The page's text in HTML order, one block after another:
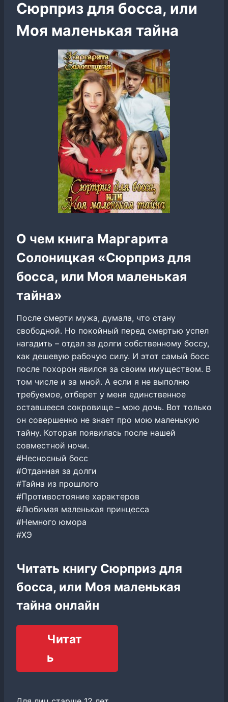
Сюрприз для босса, или
Моя маленькая тайна
О чем книга Маргарита
Солоницкая «Сюрприз для
босса, или Моя маленькая
тайна»
После смерти мужа, думала, что стану
свободной. Но покойный перед смертью успел
нагадить – отдал за долги собственному боссу,
как дешевую рабочую силу. И этот самый босс
после похорон явился за своим имуществом. В
том числе и за мной. А если я не выполню
требуемое, отберет у меня единственное
оставшееся сокровище – мою дочь. Вот только
он совершенно не знает про мою маленькую
тайну. Которая появилась после нашей
совместной ночи.
#Несносный босс
#Отданная за долги
#Тайна из прошлого
#Противостояние характеров
#Любимая маленькая принцесса
#Немного юмора
#ХЭ
Читать книгу Сюрприз для
босса, или Моя маленькая
тайна онлайн
Читат
ь